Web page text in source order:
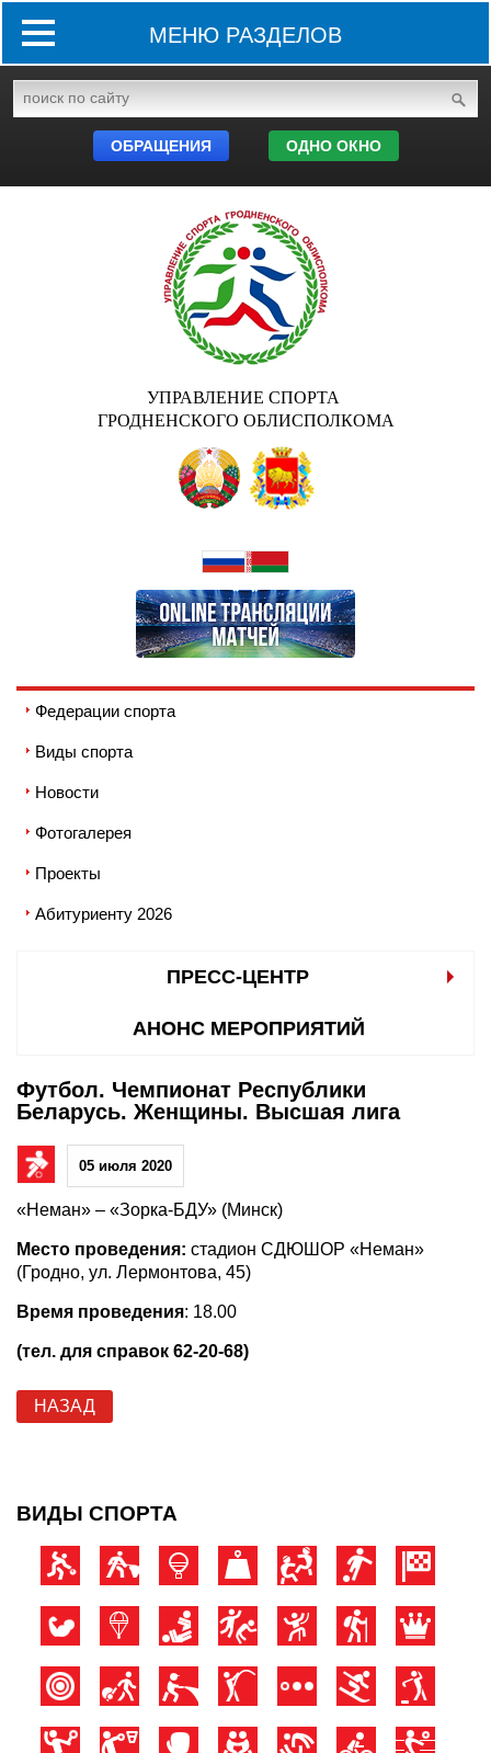
МЕНЮ РАЗДЕЛОВ
ОБРАЩЕНИЯ ОДНО ОКНО
УПРАВЛЕНИЕ СПОРТА
ГРОДНЕНСКОГО ОБЛИСПОЛКОМА
Федерации спорта
Виды спорта
Новости
Фотогалерея
Проекты
Абитуриенту 2026
ПРЕСС-ЦЕНТР
АНОНС МЕРОПРИЯТИЙ
Футбол. Чемпионат Республики
Беларусь. Женщины. Высшая лига
05 июля 2020
«Неман» – «Зорка-БДУ» (Минск)
Место проведения: стадион СДЮШОР «Неман»
(Гродно, ул. Лермонтова, 45)
Время проведения: 18.00
(тел. для справок 62-20-68)
НАЗАД
ВИДЫ СПОРТА